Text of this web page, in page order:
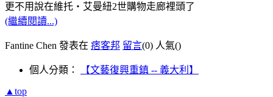
更不用說在維托‧艾曼紐2世購物走廊裡頭了
(繼續閱讀...)
Fantine Chen 發表在 痞客邦 留言(0) 人氣()
個人分類： 【文藝復興重鎮 -- 義大利】
▲top